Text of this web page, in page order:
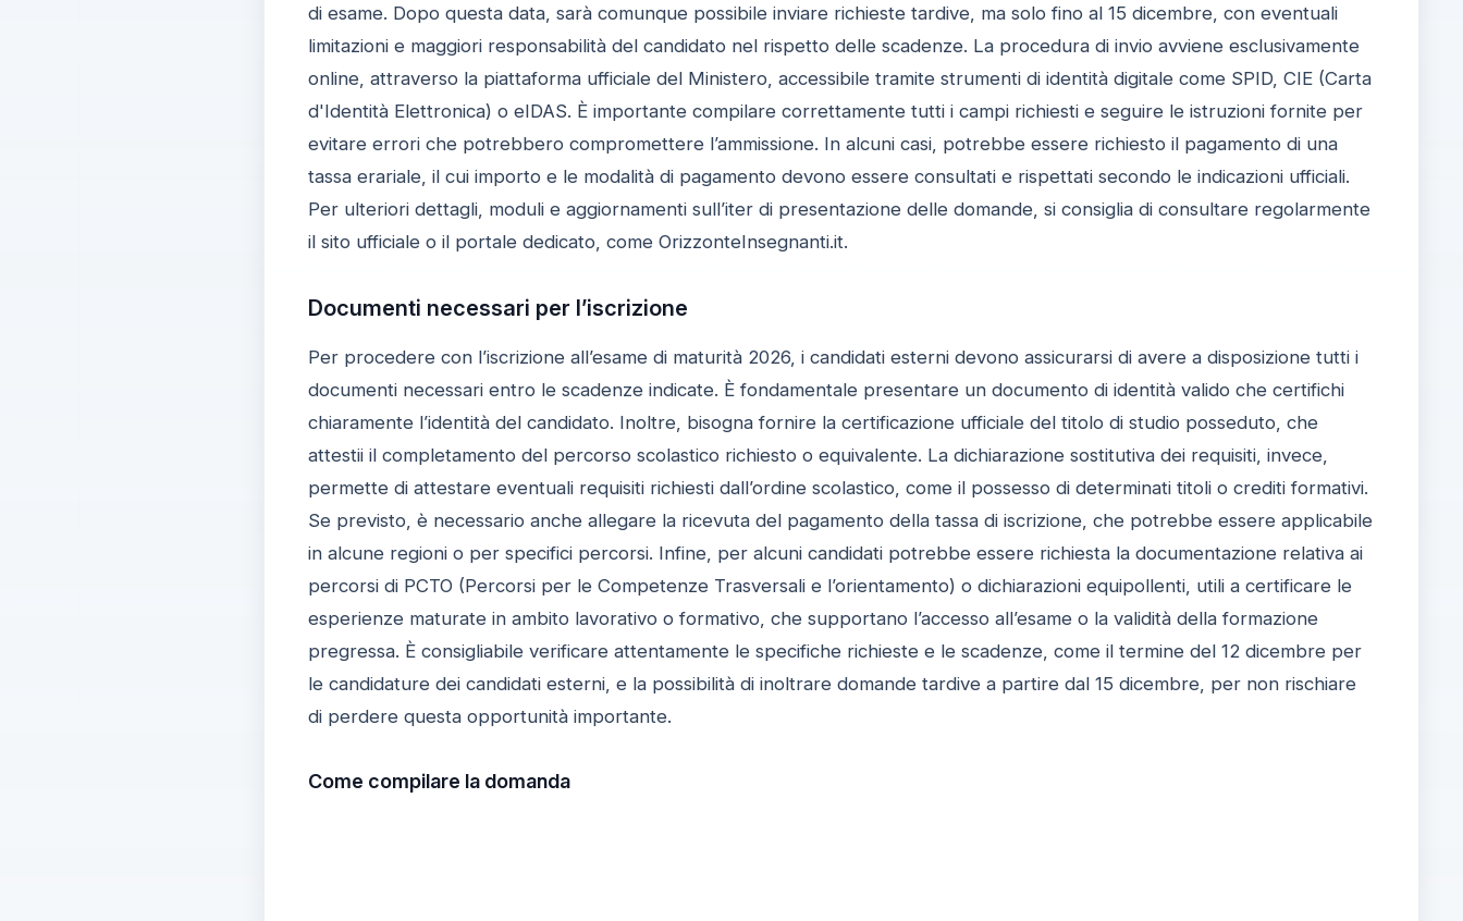
di esame. Dopo questa data, sarà comunque possibile inviare richieste tardive, ma solo fino al 15 dicembre, con eventuali
limitazioni e maggiori responsabilità del candidato nel rispetto delle scadenze. La procedura di invio avviene esclusivamente
online, attraverso la piattaforma ufficiale del Ministero, accessibile tramite strumenti di identità digitale come SPID, CIE (Carta
d'Identità Elettronica) o eIDAS. È importante compilare correttamente tutti i campi richiesti e seguire le istruzioni fornite per
evitare errori che potrebbero compromettere l’ammissione. In alcuni casi, potrebbe essere richiesto il pagamento di una
tassa erariale, il cui importo e le modalità di pagamento devono essere consultati e rispettati secondo le indicazioni ufficiali.
Per ulteriori dettagli, moduli e aggiornamenti sull’iter di presentazione delle domande, si consiglia di consultare regolarmente
il sito ufficiale o il portale dedicato, come OrizzonteInsegnanti.it.
Documenti necessari per l’iscrizione
Per procedere con l’iscrizione all’esame di maturità 2026, i candidati esterni devono assicurarsi di avere a disposizione tutti i
documenti necessari entro le scadenze indicate. È fondamentale presentare un documento di identità valido che certifichi
chiaramente l’identità del candidato. Inoltre, bisogna fornire la certificazione ufficiale del titolo di studio posseduto, che
attestii il completamento del percorso scolastico richiesto o equivalente. La dichiarazione sostitutiva dei requisiti, invece,
permette di attestare eventuali requisiti richiesti dall’ordine scolastico, come il possesso di determinati titoli o crediti formativi.
Se previsto, è necessario anche allegare la ricevuta del pagamento della tassa di iscrizione, che potrebbe essere applicabile
in alcune regioni o per specifici percorsi. Infine, per alcuni candidati potrebbe essere richiesta la documentazione relativa ai
percorsi di PCTO (Percorsi per le Competenze Trasversali e l’orientamento) o dichiarazioni equipollenti, utili a certificare le
esperienze maturate in ambito lavorativo o formativo, che supportano l’accesso all’esame o la validità della formazione
pregressa. È consigliabile verificare attentamente le specifiche richieste e le scadenze, come il termine del 12 dicembre per
le candidature dei candidati esterni, e la possibilità di inoltrare domande tardive a partire dal 15 dicembre, per non rischiare
di perdere questa opportunità importante.
Come compilare la domanda